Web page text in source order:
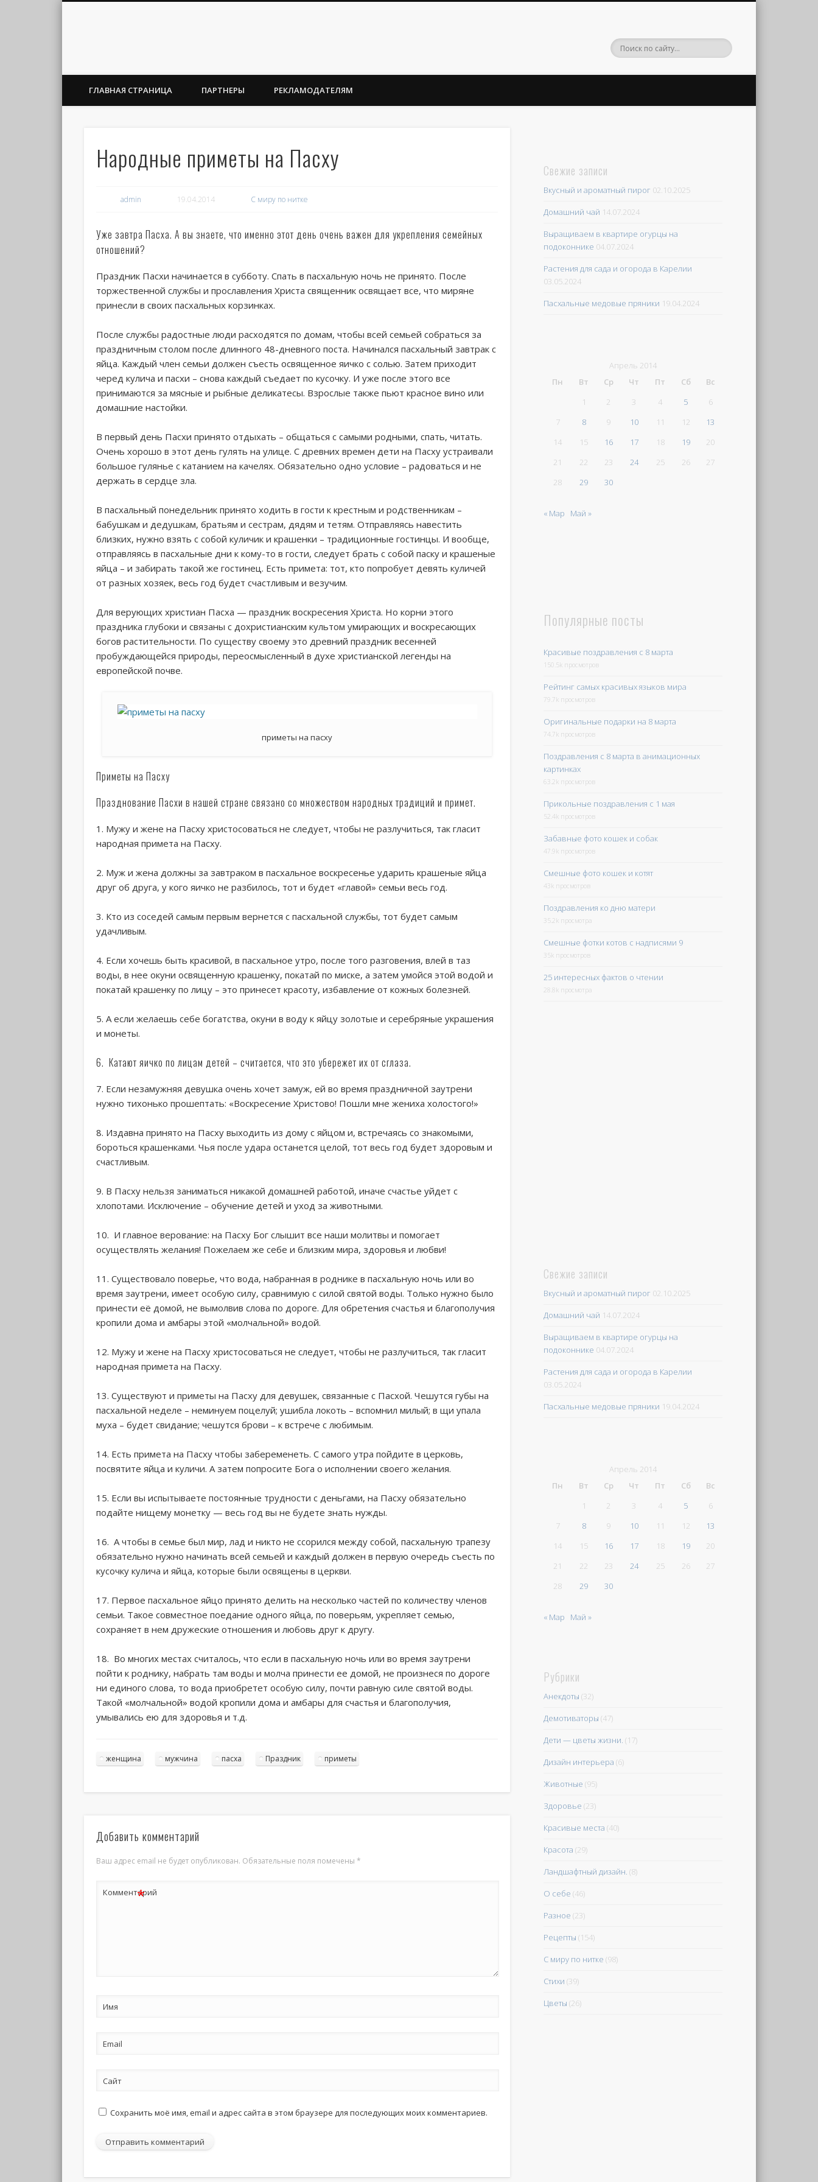
ГЛАВНАЯ СТРАНИЦА ПАРТНЕРЫ РЕКЛАМОДАТЕЛЯМ
Народные приметы на Пасху
admin 19.04.2014 С миру по нитке
Уже завтра Пасха. А вы знаете, что именно этот день очень важен для укрепления семейных
отношений?
Праздник Пасхи начинается в субботу. Спать в пасхальную ночь не принято. После
торжественной службы и прославления Христа священник освящает все, что миряне
принесли в своих пасхальных корзинках.
После службы радостные люди расходятся по домам, чтобы всей семьей собраться за
праздничным столом после длинного 48-дневного поста. Начинался пасхальный завтрак с
яйца. Каждый член семьи должен съесть освященное яичко с солью. Затем приходит
черед кулича и пасхи – снова каждый съедает по кусочку. И уже после этого все
принимаются за мясные и рыбные деликатесы. Взрослые также пьют красное вино или
домашние настойки.
В первый день Пасхи принято отдыхать – общаться с самыми родными, спать, читать.
Очень хорошо в этот день гулять на улице. С древних времен дети на Пасху устраивали
большое гулянье с катанием на качелях. Обязательно одно условие – радоваться и не
держать в сердце зла.
В пасхальный понедельник принято ходить в гости к крестным и родственникам –
бабушкам и дедушкам, братьям и сестрам, дядям и тетям. Отправляясь навестить
близких, нужно взять с собой куличик и крашенки – традиционные гостинцы. И вообще,
отправляясь в пасхальные дни к кому-то в гости, следует брать с собой паску и крашеные
яйца – и забирать такой же гостинец. Есть примета: тот, кто попробует девять куличей
от разных хозяек, весь год будет счастливым и везучим.
Для верующих христиан Пасха — праздник воскресения Христа. Но корни этого
праздника глубоки и связаны с дохристианским культом умирающих и воскресающих
богов растительности. По существу своему это древний праздник весенней
пробуждающейся природы, переосмысленный в духе христианской легенды на
европейской почве.
приметы на пасху
Приметы на Пасху
Празднование Пасхи в нашей стране связано со множеством народных традиций и примет.
1. Мужу и жене на Пасху христосоваться не следует, чтобы не разлучиться, так гласит
народная примета на Пасху.
2. Муж и жена должны за завтраком в пасхальное воскресенье ударить крашеные яйца
друг об друга, у кого яичко не разбилось, тот и будет «главой» семьи весь год.
3. Кто из соседей самым первым вернется с пасхальной службы, тот будет самым
удачливым.
4. Если хочешь быть красивой, в пасхальное утро, после того разговения, влей в таз
воды, в нее окуни освященную крашенку, покатай по миске, а затем умойся этой водой и
покатай крашенку по лицу – это принесет красоту, избавление от кожных болезней.
5. А если желаешь себе богатства, окуни в воду к яйцу золотые и серебряные украшения
и монеты.
6. Катают яичко по лицам детей – считается, что это убережет их от сглаза.
7. Если незамужняя девушка очень хочет замуж, ей во время праздничной заутрени
нужно тихонько прошептать: «Воскресение Христово! Пошли мне жениха холостого!»
8. Издавна принято на Пасху выходить из дому с яйцом и, встречаясь со знакомыми,
бороться крашенками. Чья после удара останется целой, тот весь год будет здоровым и
счастливым.
9. В Пасху нельзя заниматься никакой домашней работой, иначе счастье уйдет с
хлопотами. Исключение – обучение детей и уход за животными.
10. И главное верование: на Пасху Бог слышит все наши молитвы и помогает
осуществлять желания! Пожелаем же себе и близким мира, здоровья и любви!
11. Существовало поверье, что вода, набранная в роднике в пасхальную ночь или во
время заутрени, имеет особую силу, сравнимую с силой святой воды. Только нужно было
принести её домой, не вымолвив слова по дороге. Для обретения счастья и благополучия
кропили дома и амбары этой «молчальной» водой.
12. Мужу и жене на Пасху христосоваться не следует, чтобы не разлучиться, так гласит
народная примета на Пасху.
13. Существуют и приметы на Пасху для девушек, связанные с Пасхой. Чешутся губы на
пасхальной неделе – неминуем поцелуй; ушибла локоть – вспомнил милый; в щи упала
муха – будет свидание; чешутся брови – к встрече с любимым.
14. Есть примета на Пасху чтобы забеременеть. С самого утра пойдите в церковь,
посвятите яйца и куличи. А затем попросите Бога о исполнении своего желания.
15. Если вы испытываете постоянные трудности с деньгами, на Пасху обязательно
подайте нищему монетку — весь год вы не будете знать нужды.
16. А чтобы в семье был мир, лад и никто не ссорился между собой, пасхальную трапезу
обязательно нужно начинать всей семьей и каждый должен в первую очередь съесть по
кусочку кулича и яйца, которые были освящены в церкви.
17. Первое пасхальное яйцо принято делить на несколько частей по количеству членов
семьи. Такое совместное поедание одного яйца, по поверьям, укрепляет семью,
сохраняет в нем дружеские отношения и любовь друг к другу.
18. Во многих местах считалось, что если в пасхальную ночь или во время заутрени
пойти к роднику, набрать там воды и молча принести ее домой, не произнеся по дороге
ни единого слова, то вода приобретет особую силу, почти равную силе святой воды.
Такой «молчальной» водой кропили дома и амбары для счастья и благополучия,
умывались ею для здоровья и т.д.
женщина мужчина пасха Праздник приметы
Добавить комментарий
Ваш адрес email не будет опубликован. Обязательные поля помечены*
Комментарий
*
Имя
Email
Сайт
Сохранить моё имя, email и адрес сайта в этом браузере для последующих моих комментариев.
Свежие записи
Вкусный и ароматный пирог 02.10.2025
Домашний чай 14.07.2024
Выращиваем в квартире огурцы на
подоконнике 04.07.2024
Растения для сада и огорода в Карелии
03.05.2024
Пасхальные медовые пряники 19.04.2024
Апрель 2014
Пн
Вт Ср Чт Пт Сб
Вс
1
2 3 4 5
6
7
8 9 10 11 12
13
14
15 16 17 18 19
20
21
22 23 24 25 26
27
28
29 30
« Мар Май »
Популярные посты
Красивые поздравления с 8 марта
150.5k просмотров
Рейтинг самых красивых языков мира
79.7k просмотров
Оригинальные подарки на 8 марта
74.7k просмотров
Поздравления с 8 марта в анимационных
картинках
63.2k просмотров
Прикольные поздравления с 1 мая
52.4k просмотров
Забавные фото кошек и собак
47.9k просмотров
Смешные фото кошек и котят
43k просмотров
Поздравления ко дню матери
35.2k просмотра
Смешные фотки котов с надписями 9
35k просмотров
25 интересных фактов о чтении
28.8k просмотра
Свежие записи
Вкусный и ароматный пирог 02.10.2025
Домашний чай 14.07.2024
Выращиваем в квартире огурцы на
подоконнике 04.07.2024
Растения для сада и огорода в Карелии
03.05.2024
Пасхальные медовые пряники 19.04.2024
Апрель 2014
Пн
Вт Ср Чт Пт Сб
Вс
1
2 3 4 5
6
7
8 9 10 11 12
13
14
15 16 17 18 19
20
21
22 23 24 25 26
27
28
29 30
« Мар Май »
Рубрики
Анекдоты (32)
Демотиваторы (47)
Дети — цветы жизни. (17)
Дизайн интерьера (6)
Животные (95)
Здоровье (23)
Красивые места (40)
Красота (29)
Ландшафтный дизайн. (8)
О себе (46)
Разное (23)
Рецепты (154)
С миру по нитке (98)
Стихи (39)
Цветы (26)